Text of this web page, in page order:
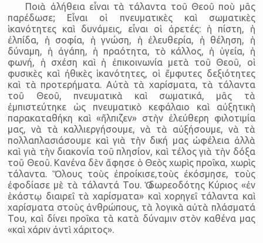
Ποιὰ ἀλήθεια εἶναι τὰ τάλαντα τοῦ Θεοῦ ποὺ μᾶς
παρέδωσε; Εἶναι οἱ πνευματικὲς καὶ σωματικὲς
ἱκανότητες καὶ δυνάμεις, εἶναι οἱ ἀρετές: ἡ πίστη, ἡ
ἐλπίδα, ἡ σοφία, ἡ γνώση, ἡ ἐλευθερία, ἡ θέληση, ἡ
δύναμη, ἡ ἀγάπη, ἡ πραότητα, τὸ κάλλος, ἡ ὑγεία, ἡ
φωνή, ἡ σχέση καὶ ἡ ἐπικοινωνία μετὰ τοῦ Θεοῦ, οἱ
φυσικὲς καὶ ἠθικὲς ἱκανότητες, οἱ ἔμφυτες δεξιότητες
καὶ τὰ προτερήματα. Αὐτὰ τὰ χαρίσματα, τὰ τάλαντα
τοῦ Θεοῦ, πνευματικὰ καὶ σωματικά, μᾶς τὰ
ἐμπιστεύτηκε ὡς πνευματικὸ κεφάλαιο καὶ αὐξητικὴ
παρακαταθήκη καὶ «ἤλπιζεν» στὴν ἐλεύθερη φιλοτιμία
μας, νὰ τὰ καλλιεργήσουμε, νὰ τὰ αὐξήσουμε, νὰ τὰ
πολλαπλασιάσουμε καὶ γιὰ τὴν δική μας ὠφέλεια ἀλλὰ
καὶ γιὰ τὴν διακονία τοῦ πλησίον, καὶ τέλος γιὰ τὴν δόξα
τοῦ Θεοῦ. Κανένα δὲν ἄφησε ὁ Θεὸς χωρὶς προῖκα, χωρὶς
τάλαντα. Ὅλους τοὺς ἐπροίκισε,τοὺς ἐκόσμησε, τοὺς
ἐφοδίασε μὲ τὰ τάλαντά Του. Ὁ δωρεοδότης Κύριος «ἐν
ἑκάστῳ διαιρεῖ τὰ χαρίσματα» καὶ χορηγεῖ τάλαντα καὶ
χαρίσματα στοὺς ἀνθρώπους, τὰ λογικὰ αὐτὰ πλάσματά
Του, καὶ δίνει προῖκα τὰ κατὰ δύναμιν στὸν καθένα μας
«καὶ χάριν ἀντὶ χάριτος».